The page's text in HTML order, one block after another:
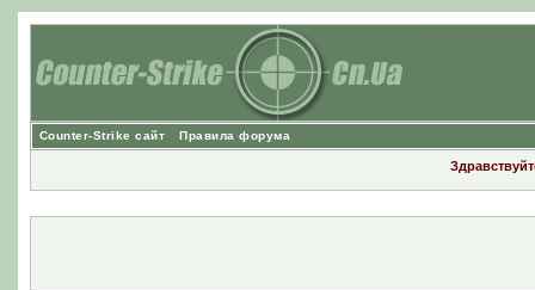
Counter-Strike сайт Правила форума